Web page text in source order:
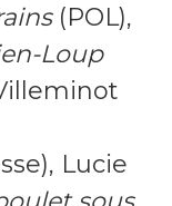
(POL),
Loup
Lucie